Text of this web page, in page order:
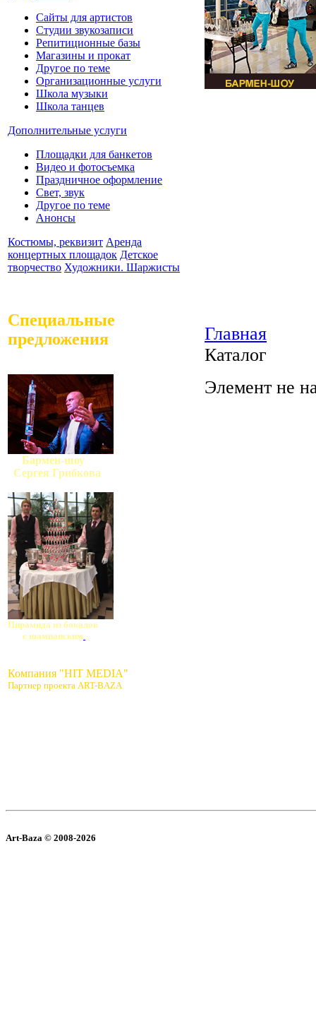
Сайты для артистов
Студии звукозаписи
Репитиционные базы
Магазины и прокат
Другое по теме
Организационные услуги
Школа музыки
Школа танцев
Дополнительные услуги
Площадки для банкетов
Видео и фотосъемка
Праздничное оформление
Свет, звук
Другое по теме
Анонсы
Костюмы, реквизит Аренда
концертных площадок Детское
творчество Художники. Шаржисты
Специальные
предложения
Бармен-шоу
Сергея Грибкова
Пирамида из бокалов
с шампанским
Компания "HIT MEDIA"
Партнер проекта ART-BAZA
Главная
Каталог
Элемент не
Art-Baza © 2008-2026